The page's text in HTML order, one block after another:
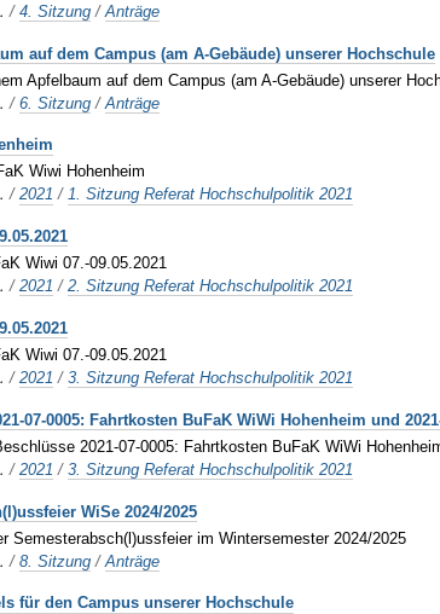
/4. Sitzung /Anträge
auf dem Campus (am A-Gebäude) unserer Hochschule
Apfelbaum auf dem Campus (am A-Gebäude) unserer
/6. Sitzung /Anträge
Wiwi Hohenheim
/2021 /1. Sitzung Referat Hochschulpolitik 2021
Wiwi 07.-09.05.2021
/2021 /2. Sitzung Referat Hochschulpolitik 2021
Wiwi 07.-09.05.2021
/2021 /3. Sitzung Referat Hochschulpolitik 2021
07-0005: Fahrtkosten BuFaK WiWi Hohenheim und
2021-07-0005: Fahrtkosten BuFaK WiWi
/2021 /3. Sitzung Referat Hochschulpolitik 2021
WiSe 2024/2025
Semesterabsch(l)ussfeier im Wintersemester 2024/2025
/8. Sitzung /Anträge
für den Campus unserer Hochschule